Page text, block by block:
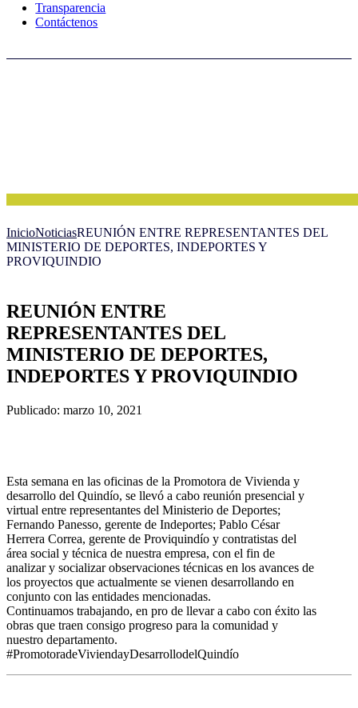
Transparencia
Contáctenos
InicioNoticiasREUNIÓN ENTRE REPRESENTANTES DEL
MINISTERIO DE DEPORTES, INDEPORTES Y
PROVIQUINDIO
REUNIÓN ENTRE
REPRESENTANTES DEL
MINISTERIO DE DEPORTES,
INDEPORTES Y PROVIQUINDIO
Publicado: marzo 10, 2021
Esta semana en las oficinas de la Promotora de Vivienda y
desarrollo del Quindío, se llevó a cabo reunión presencial y
virtual entre representantes del Ministerio de Deportes;
Fernando Panesso, gerente de Indeportes; Pablo César
Herrera Correa, gerente de Proviquindío y contratistas del
área social y técnica de nuestra empresa, con el fin de
analizar y socializar observaciones técnicas en los avances de
los proyectos que actualmente se vienen desarrollando en
conjunto con las entidades mencionadas.
Continuamos trabajando, en pro de llevar a cabo con éxito las
obras que traen consigo progreso para la comunidad y
nuestro departamento.
#PromotoradeViviendayDesarrollodelQuindío